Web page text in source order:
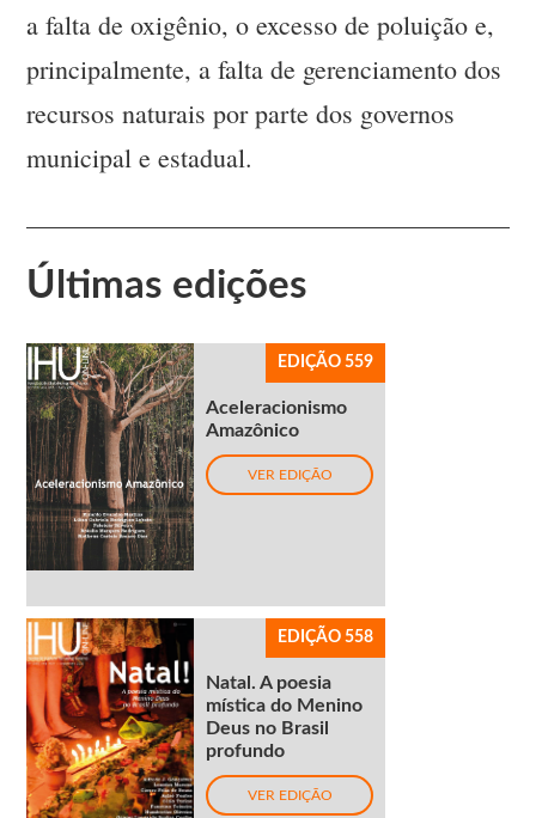
a falta de oxigênio, o excesso de poluição e,
principalmente, a falta de gerenciamento dos
recursos naturais por parte dos governos
municipal e estadual.
Últimas edições
EDIÇÃO 559
Aceleracionismo
Amazônico
VER EDIÇÃO
EDIÇÃO 558
Natal. A poesia
mística do Menino
Deus no Brasil
profundo
VER EDIÇÃO